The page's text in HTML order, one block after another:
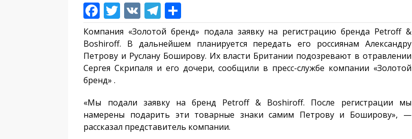
Компания «Золотой бренд» подала заявку на регистрацию бренда Petroff &
Boshiroff. В дальнейшем планируется передать его россиянам Александру
Петрову и Руслану Боширову. Их власти Британии подозревают в отравлении
Сергея Скрипаля и его дочери, сообщили в пресс-службе компании «Золотой
бренд» .
«Мы подали заявку на бренд Petroff & Boshiroff. После регистрации мы
намерены подарить эти товарные знаки самим Петрову и Боширову», —
рассказал представитель компании.